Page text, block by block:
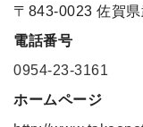
〒843-0023 佐賀
電話番号
0954-23-3161
ホームページ